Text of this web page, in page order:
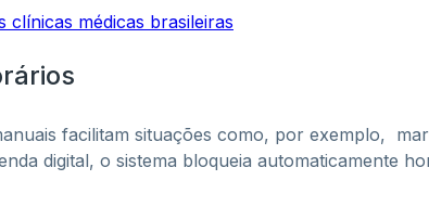
clínicas médicas brasileiras
facilitam situações como, por exemplo,
digital, o sistema bloqueia automaticamente